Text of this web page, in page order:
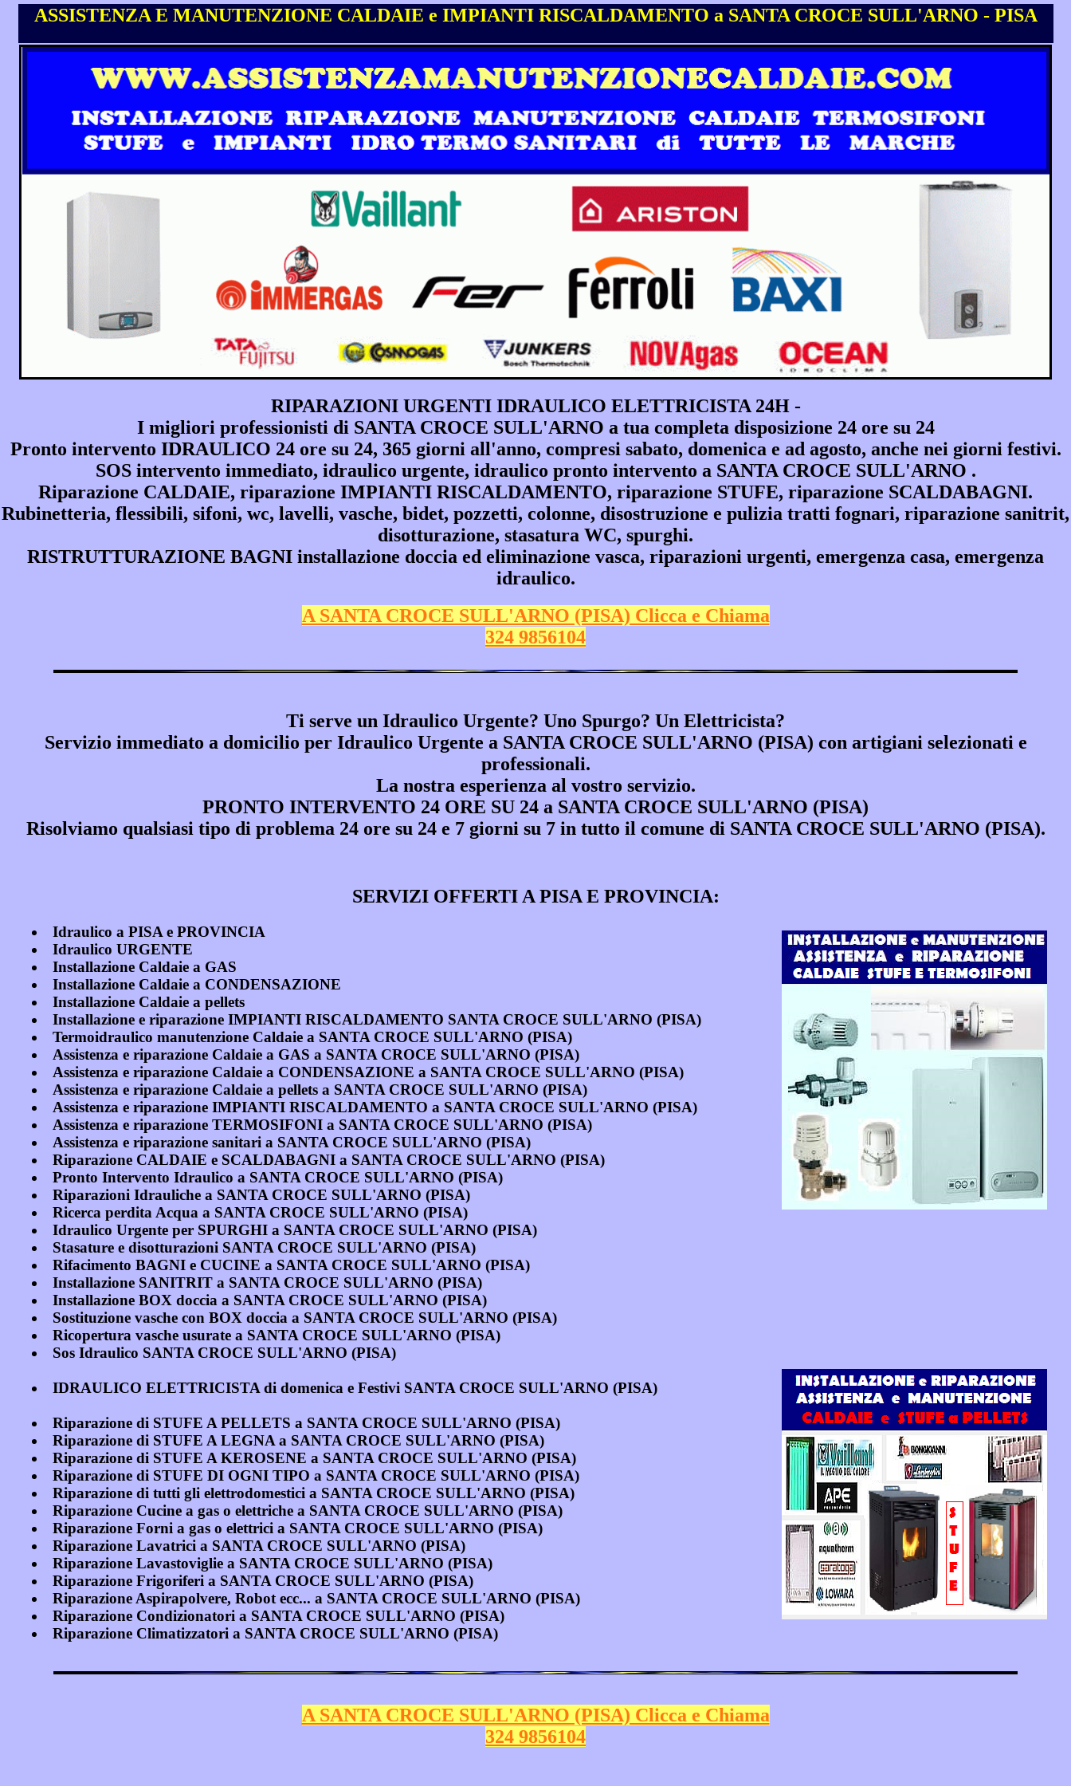
ASSISTENZA E MANUTENZIONE CALDAIE e IMPIANTI RISCALDAMENTO a SANTA CROCE SULL'ARNO - PISA
RIPARAZIONI URGENTI IDRAULICO ELETTRICISTA 24H -
I migliori professionisti di SANTA CROCE SULL'ARNO a tua completa disposizione 24 ore su 24
Pronto intervento IDRAULICO 24 ore su 24, 365 giorni all'anno, compresi sabato, domenica e ad agosto, anche nei giorni festivi.
SOS intervento immediato, idraulico urgente, idraulico pronto intervento a SANTA CROCE SULL'ARNO .
Riparazione CALDAIE, riparazione IMPIANTI RISCALDAMENTO, riparazione STUFE, riparazione SCALDABAGNI.
Rubinetteria, flessibili, sifoni, wc, lavelli, vasche, bidet, pozzetti, colonne, disostruzione e pulizia tratti fognari, riparazione sanitrit,
disotturazione, stasatura WC, spurghi.
RISTRUTTURAZIONE BAGNI installazione doccia ed eliminazione vasca, riparazioni urgenti, emergenza casa, emergenza
idraulico.
A SANTA CROCE SULL'ARNO (PISA) Clicca e Chiama
324 9856104
Ti serve un Idraulico Urgente? Uno Spurgo? Un Elettricista?
Servizio immediato a domicilio per Idraulico Urgente a SANTA CROCE SULL'ARNO (PISA) con artigiani selezionati e
professionali.
La nostra esperienza al vostro servizio.
PRONTO INTERVENTO 24 ORE SU 24 a SANTA CROCE SULL'ARNO (PISA)
Risolviamo qualsiasi tipo di problema 24 ore su 24 e 7 giorni su 7 in tutto il comune di SANTA CROCE SULL'ARNO (PISA).
SERVIZI OFFERTI A PISA E PROVINCIA:
Idraulico a PISA e PROVINCIA
Idraulico URGENTE
Installazione Caldaie a GAS
Installazione Caldaie a CONDENSAZIONE
Installazione Caldaie a pellets
Installazione e riparazione IMPIANTI RISCALDAMENTO SANTA CROCE SULL'ARNO (PISA)
Termoidraulico manutenzione Caldaie a SANTA CROCE SULL'ARNO (PISA)
Assistenza e riparazione Caldaie a GAS a SANTA CROCE SULL'ARNO (PISA)
Assistenza e riparazione Caldaie a CONDENSAZIONE a SANTA CROCE SULL'ARNO (PISA)
Assistenza e riparazione Caldaie a pellets a SANTA CROCE SULL'ARNO (PISA)
Assistenza e riparazione IMPIANTI RISCALDAMENTO a SANTA CROCE SULL'ARNO (PISA)
Assistenza e riparazione TERMOSIFONI a SANTA CROCE SULL'ARNO (PISA)
Assistenza e riparazione sanitari a SANTA CROCE SULL'ARNO (PISA)
Riparazione CALDAIE e SCALDABAGNI a SANTA CROCE SULL'ARNO (PISA)
Pronto Intervento Idraulico a SANTA CROCE SULL'ARNO (PISA)
Riparazioni Idrauliche a SANTA CROCE SULL'ARNO (PISA)
Ricerca perdita Acqua a SANTA CROCE SULL'ARNO (PISA)
Idraulico Urgente per SPURGHI a SANTA CROCE SULL'ARNO (PISA)
Stasature e disotturazioni SANTA CROCE SULL'ARNO (PISA)
Rifacimento BAGNI e CUCINE a SANTA CROCE SULL'ARNO (PISA)
Installazione SANITRIT a SANTA CROCE SULL'ARNO (PISA)
Installazione BOX doccia a SANTA CROCE SULL'ARNO (PISA)
Sostituzione vasche con BOX doccia a SANTA CROCE SULL'ARNO (PISA)
Ricopertura vasche usurate a SANTA CROCE SULL'ARNO (PISA)
Sos Idraulico SANTA CROCE SULL'ARNO (PISA)
IDRAULICO ELETTRICISTA di domenica e Festivi SANTA CROCE SULL'ARNO (PISA)
Riparazione di STUFE A PELLETS a SANTA CROCE SULL'ARNO (PISA)
Riparazione di STUFE A LEGNA a SANTA CROCE SULL'ARNO (PISA)
Riparazione di STUFE A KEROSENE a SANTA CROCE SULL'ARNO (PISA)
Riparazione di STUFE DI OGNI TIPO a SANTA CROCE SULL'ARNO (PISA)
Riparazione di tutti gli elettrodomestici a SANTA CROCE SULL'ARNO (PISA)
Riparazione Cucine a gas o elettriche a SANTA CROCE SULL'ARNO (PISA)
Riparazione Forni a gas o elettrici a SANTA CROCE SULL'ARNO (PISA)
Riparazione Lavatrici a SANTA CROCE SULL'ARNO (PISA)
Riparazione Lavastoviglie a SANTA CROCE SULL'ARNO (PISA)
Riparazione Frigoriferi a SANTA CROCE SULL'ARNO (PISA)
Riparazione Aspirapolvere, Robot ecc... a SANTA CROCE SULL'ARNO (PISA)
Riparazione Condizionatori a SANTA CROCE SULL'ARNO (PISA)
Riparazione Climatizzatori a SANTA CROCE SULL'ARNO (PISA)
A SANTA CROCE SULL'ARNO (PISA) Clicca e Chiama
324 9856104